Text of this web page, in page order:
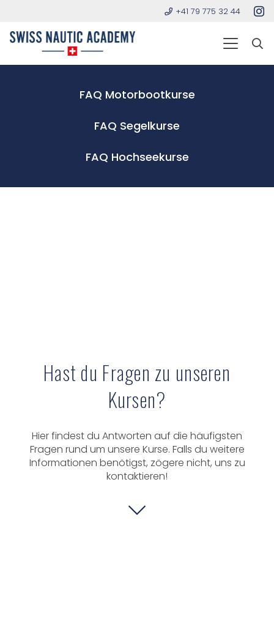
+41 79 775 32 44
FAQ Motorbootkurse
FAQ Segelkurse
FAQ Hochseekurse
Hast du Fragen zu unseren
Kursen?
Hier findest du Antworten auf die häufigsten
Fragen rund um unsere Kurse. Falls du weitere
Informationen benötigst, zögere nicht, uns zu
kontaktieren!